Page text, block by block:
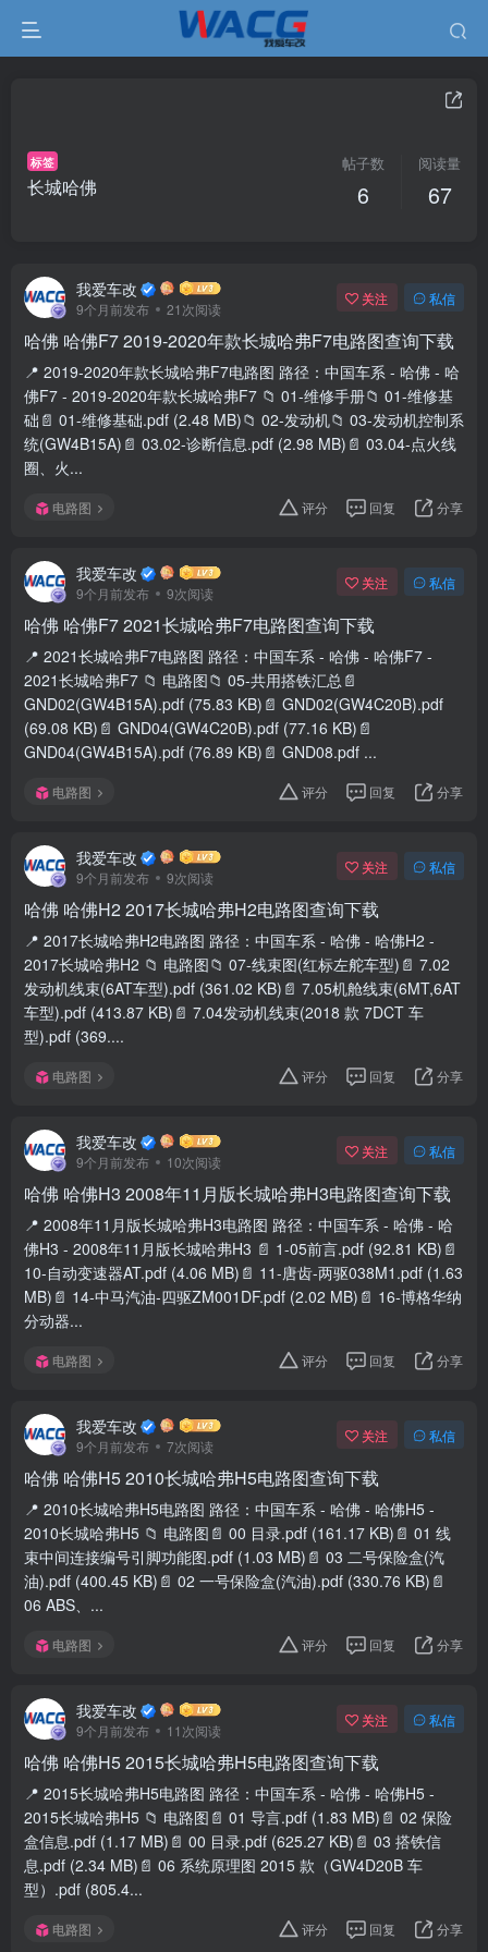
标签
长城哈佛
帖子数
6
阅读量
67
我爱车改
9个月前发布 21次阅读
关注 私信
哈佛 哈佛F7 2019-2020年款长城哈弗F7电路图查询下载
📍 2019-2020年款长城哈弗F7电路图 路径：中国车系 - 哈佛 - 哈
佛F7 - 2019-2020年款长城哈弗F7 📁 01-维修手册📁 01-维修基
础📄 01-维修基础.pdf (2.48 MB)📁 02-发动机📁 03-发动机控制系
统(GW4B15A)📄 03.02-诊断信息.pdf (2.98 MB)📄 03.04-点火线
圈、火...
电路图 评分 回复 分享
我爱车改
9个月前发布 9次阅读
关注 私信
哈佛 哈佛F7 2021长城哈弗F7电路图查询下载
📍 2021长城哈弗F7电路图 路径：中国车系 - 哈佛 - 哈佛F7 -
2021长城哈弗F7 📁 电路图📁 05-共用搭铁汇总📄
GND02(GW4B15A).pdf (75.83 KB)📄 GND02(GW4C20B).pdf
(69.08 KB)📄 GND04(GW4C20B).pdf (77.16 KB)📄
GND04(GW4B15A).pdf (76.89 KB)📄 GND08.pdf ...
电路图 评分 回复 分享
我爱车改
9个月前发布 9次阅读
关注 私信
哈佛 哈佛H2 2017长城哈弗H2电路图查询下载
📍 2017长城哈弗H2电路图 路径：中国车系 - 哈佛 - 哈佛H2 -
2017长城哈弗H2 📁 电路图📁 07-线束图(红标左舵车型)📄 7.02
发动机线束(6AT车型).pdf (361.02 KB)📄 7.05机舱线束(6MT,6AT
车型).pdf (413.87 KB)📄 7.04发动机线束(2018 款 7DCT 车
型).pdf (369....
电路图 评分 回复 分享
我爱车改
9个月前发布 10次阅读
关注 私信
哈佛 哈佛H3 2008年11月版长城哈弗H3电路图查询下载
📍 2008年11月版长城哈弗H3电路图 路径：中国车系 - 哈佛 - 哈
佛H3 - 2008年11月版长城哈弗H3 📄 1-05前言.pdf (92.81 KB)📄
10-自动变速器AT.pdf (4.06 MB)📄 11-唐齿-两驱038M1.pdf (1.63
MB)📄 14-中马汽油-四驱ZM001DF.pdf (2.02 MB)📄 16-博格华纳
分动器...
电路图 评分 回复 分享
我爱车改
9个月前发布 7次阅读
关注 私信
哈佛 哈佛H5 2010长城哈弗H5电路图查询下载
📍 2010长城哈弗H5电路图 路径：中国车系 - 哈佛 - 哈佛H5 -
2010长城哈弗H5 📁 电路图📄 00 目录.pdf (161.17 KB)📄 01 线
束中间连接编号引脚功能图.pdf (1.03 MB)📄 03 二号保险盒(汽
油).pdf (400.45 KB)📄 02 一号保险盒(汽油).pdf (330.76 KB)📄
06 ABS、...
电路图 评分 回复 分享
我爱车改
9个月前发布 11次阅读
关注 私信
哈佛 哈佛H5 2015长城哈弗H5电路图查询下载
📍 2015长城哈弗H5电路图 路径：中国车系 - 哈佛 - 哈佛H5 -
2015长城哈弗H5 📁 电路图📄 01 导言.pdf (1.83 MB)📄 02 保险
盒信息.pdf (1.17 MB)📄 00 目录.pdf (625.27 KB)📄 03 搭铁信
息.pdf (2.34 MB)📄 06 系统原理图 2015 款（GW4D20B 车
型）.pdf (805.4...
电路图 评分 回复 分享